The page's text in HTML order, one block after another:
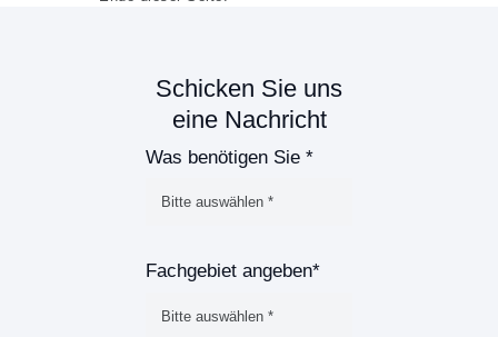
Schicken Sie uns
eine Nachricht
Was benötigen Sie *
Fachgebiet angeben*